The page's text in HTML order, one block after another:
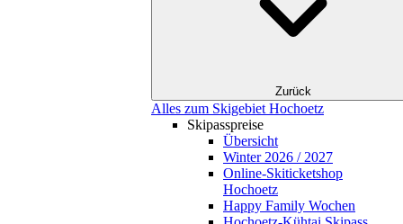
Zurück
Alles zum Skigebiet Hochoetz
Skipasspreise
Übersicht
Winter 2026 / 2027
Online-Skiticketshop
Hochoetz
Happy Family Wochen